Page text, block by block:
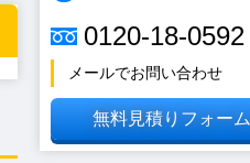
0120-18-0592
メールでお問い合わせ
無料見積りフォーム